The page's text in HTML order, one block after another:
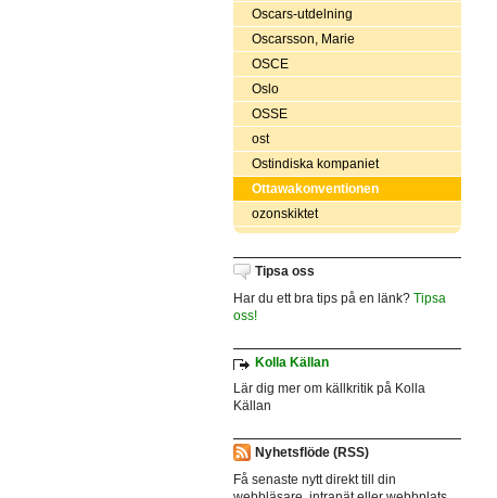
Oscars-utdelning
Oscarsson, Marie
OSCE
Oslo
OSSE
ost
Ostindiska kompaniet
Ottawakonventionen
ozonskiktet
Tipsa oss
Har du ett bra tips på en länk? Tipsa
oss!
Kolla Källan
Lär dig mer om källkritik på Kolla
Källan
Nyhetsflöde (RSS)
Få senaste nytt direkt till din